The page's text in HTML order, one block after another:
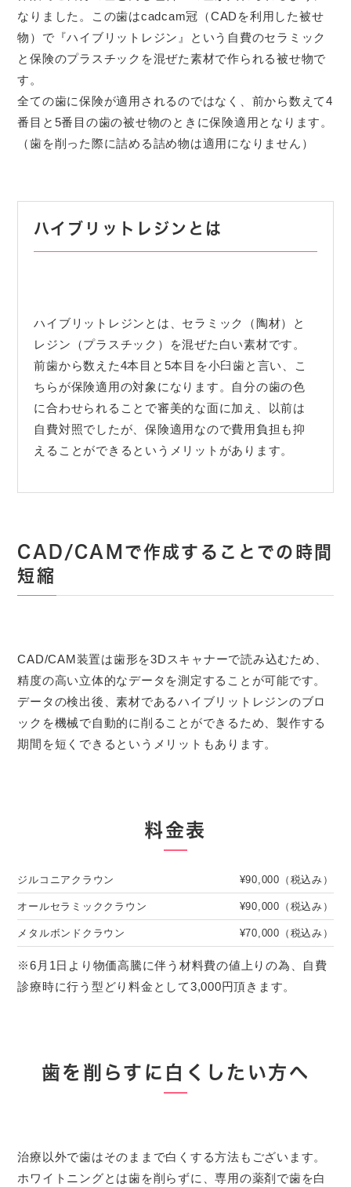
なりました。この歯はcadcam冠（CADを利用した被せ
物）で『ハイブリットレジン』という自費のセラミック
と保険のプラスチックを混ぜた素材で作られる被せ物で
す。
全ての歯に保険が適用されるのではなく、前から数えて4
番目と5番目の歯の被せ物のときに保険適用となります。
（歯を削った際に詰める詰め物は適用になりません）
ハイブリットレジンとは
ハイブリットレジンとは、セラミック（陶材）と
レジン（プラスチック）を混ぜた白い素材です。
前歯から数えた4本目と5本目を小臼歯と言い、こ
ちらが保険適用の対象になります。自分の歯の色
に合わせられることで審美的な面に加え、以前は
自費対照でしたが、保険適用なので費用負担も抑
えることができるというメリットがあります。
CAD/CAMで作成することでの時間
短縮
CAD/CAM装置は歯形を3Dスキャナーで読み込むため、
精度の高い立体的なデータを測定することが可能です。
データの検出後、素材であるハイブリットレジンのブロ
ックを機械で自動的に削ることができるため、製作する
期間を短くできるというメリットもあります。
料金表
ジルコニアクラウン ¥90,000（税込み）
オールセラミッククラウン ¥90,000（税込み）
メタルボンドクラウン ¥70,000（税込み）
※6月1日より物価高騰に伴う材料費の値上りの為、自費
診療時に行う型どり料金として3,000円頂きます。
歯を削らすに白くしたい方へ
治療以外で歯はそのままで白くする方法もございます。
ホワイトニングとは歯を削らずに、専用の薬剤で歯を白